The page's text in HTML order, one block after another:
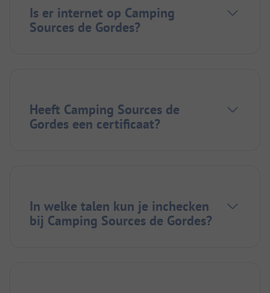
Is er internet op Camping
Sources de Gordes?
Heeft Camping Sources de
Gordes een certificaat?
In welke talen kun je inchecken
bij Camping Sources de Gordes?